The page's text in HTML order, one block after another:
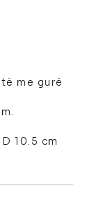
me gurë
10.5 cm